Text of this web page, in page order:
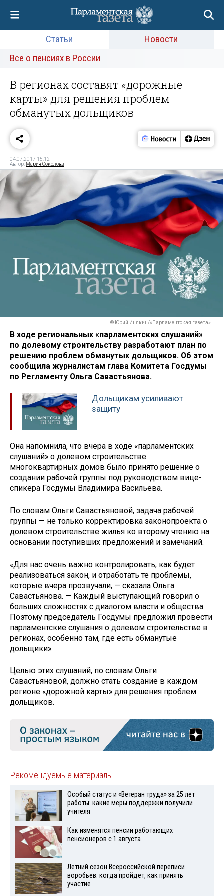
Статьи
Новости
Все о пенсиях в России
В регионах составят «дорожные
карты» для решения проблем
обманутых дольщиков
04.07.2017 15:12
Автор: Мария Соколова
© Юрий Инякин/«Парламентская газета»
В ходе региональных «парламентских слушаний»
по долевому строительству разработают план по
решению проблем обманутых дольщиков. Об этом
сообщила журналистам глава Комитета Госдумы
по Регламенту Ольга Савастьянова.
Дольщикам усиливают
защиту
Она напомнила, что вчера в ходе «парламентских
слушаний» о долевом строительстве
многоквартирных домов было принято решение о
создании рабочей группы под руководством вице-
спикера Госдумы Владимира Васильева.
По словам Ольги Савастьяновой, задача рабочей
группы — не только корректировка законопроекта о
долевом строительстве жилья ко второму чтению на
основании поступивших предложений и замечаний.
«Для нас очень важно контролировать, как будет
реализоваться закон, и отработать те проблемы,
которые вчера прозвучали, — сказала Ольга
Савастьянова. — Каждый выступающий говорил о
больших сложностях с диалогом власти и общества.
Поэтому председатель Госдумы предложил провести
парламентские слушания о долевом строительстве в
регионах, особенно там, где есть обманутые
дольщики».
Целью этих слушаний, по словам Ольги
Савастьяновой, должно стать создание в каждом
регионе «дорожной карты» для решения проблем
дольщиков.
Рекомендуемые материалы
Особый статус и «Ветеран труда» за 25 лет
работы: какие меры поддержки получили
учителя
Как изменятся пенсии работающих
пенсионеров с 1 августа
Летний сезон Всероссийской переписи
воробьев: когда пройдет, как принять
участие